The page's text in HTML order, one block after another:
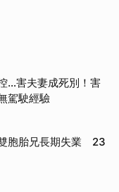
…害夫妻成死別！害
駕駛經驗
胞胎兄長期失業 23